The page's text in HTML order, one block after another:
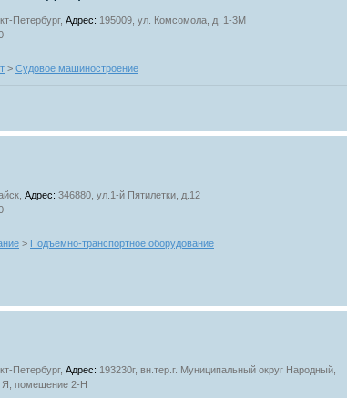
Петербург, Адрес: 195009, ул. Комсомола, д. 1-3М
> Судовое машиностроение
Адрес: 346880, ул.1-й Пятилетки, д.12
> Подъемно-транспортное оборудование
Петербург, Адрес: 193230г, вн.тер.г. Муниципальный округ Народный,
Я, помещение 2-Н